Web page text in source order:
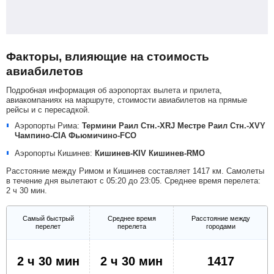
Факторы, влияющие на стоимость
авиабилетов
Подробная информация об аэропортах вылета и прилета,
авиакомпаниях на маршруте, стоимости авиабилетов на прямые
рейсы и с пересадкой.
Аэропорты Рима: Термини Раил Стн.-XRJ Местре Раил Стн.-XVY
Чампино-CIA Фьюмичино-FCO
Аэропорты Кишинев: Кишинев-KIV Кишинев-RMO
Расстояние между Римом и Кишинев составляет 1417 км. Самолеты
в течение дня вылетают с 05:20 до 23:05. Среднее время перелета:
2 ч 30 мин.
Самый быстрый
перелет
Среднее время
перелета
Расстояние между
городами
2 ч 30 мин 2 ч 30 мин 1417